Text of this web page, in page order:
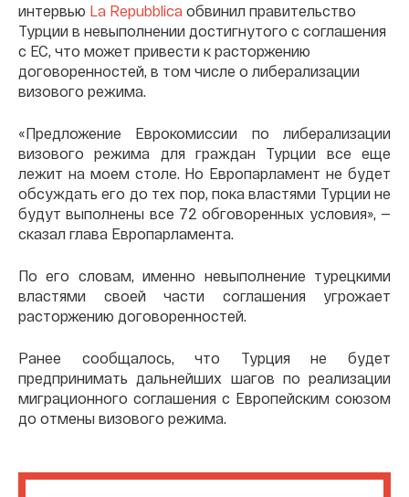
интервью La Repubblica обвинил правительство
Турции в невыполнении достигнутого с соглашения
с ЕС, что может привести к расторжению
договоренностей, в том числе о либерализации
визового режима.
«Предложение Еврокомиссии по либерализации
визового режима для граждан Турции все еще
лежит на моем столе. Но Европарламент не будет
обсуждать его до тех пор, пока властями Турции не
будут выполнены все 72 обговоренных условия», —
сказал глава Европарламента.
По его словам, именно невыполнение турецкими
властями своей части соглашения угрожает
расторжению договоренностей.
Ранее сообщалось, что Турция не будет
предпринимать дальнейших шагов по реализации
миграционного соглашения с Европейским союзом
до отмены визового режима.